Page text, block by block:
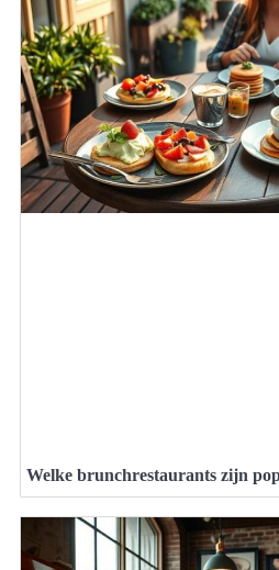
Welke brunchrestaurants zijn